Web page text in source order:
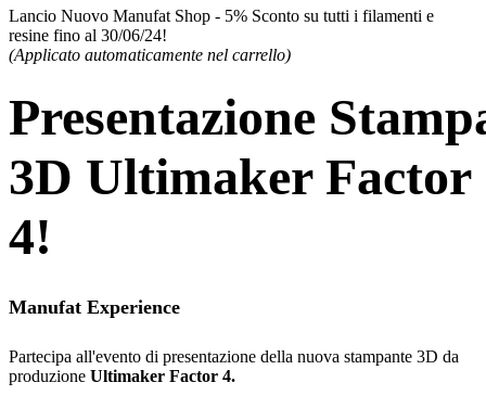
Lancio Nuovo Manufat Shop - 5% Sconto su tutti i filamenti e
resine fino al 30/06/24!
(Applicato automaticamente nel carrello)
Presentazione
3D Ultimaker Factor
4!
Manufat Experience
Partecipa all'evento di presentazione della nuova stampante 3D da
produzione Ultimaker Factor 4.